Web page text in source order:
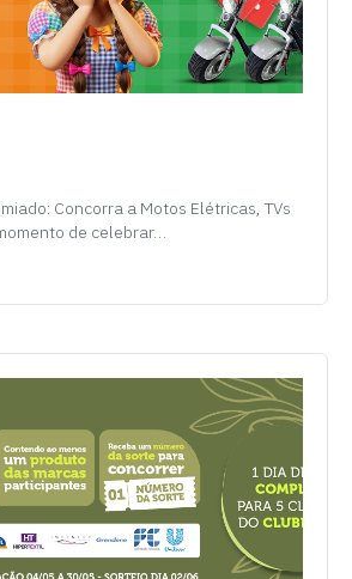
Concorra a Motos Elétricas, TVs
de celebrar…